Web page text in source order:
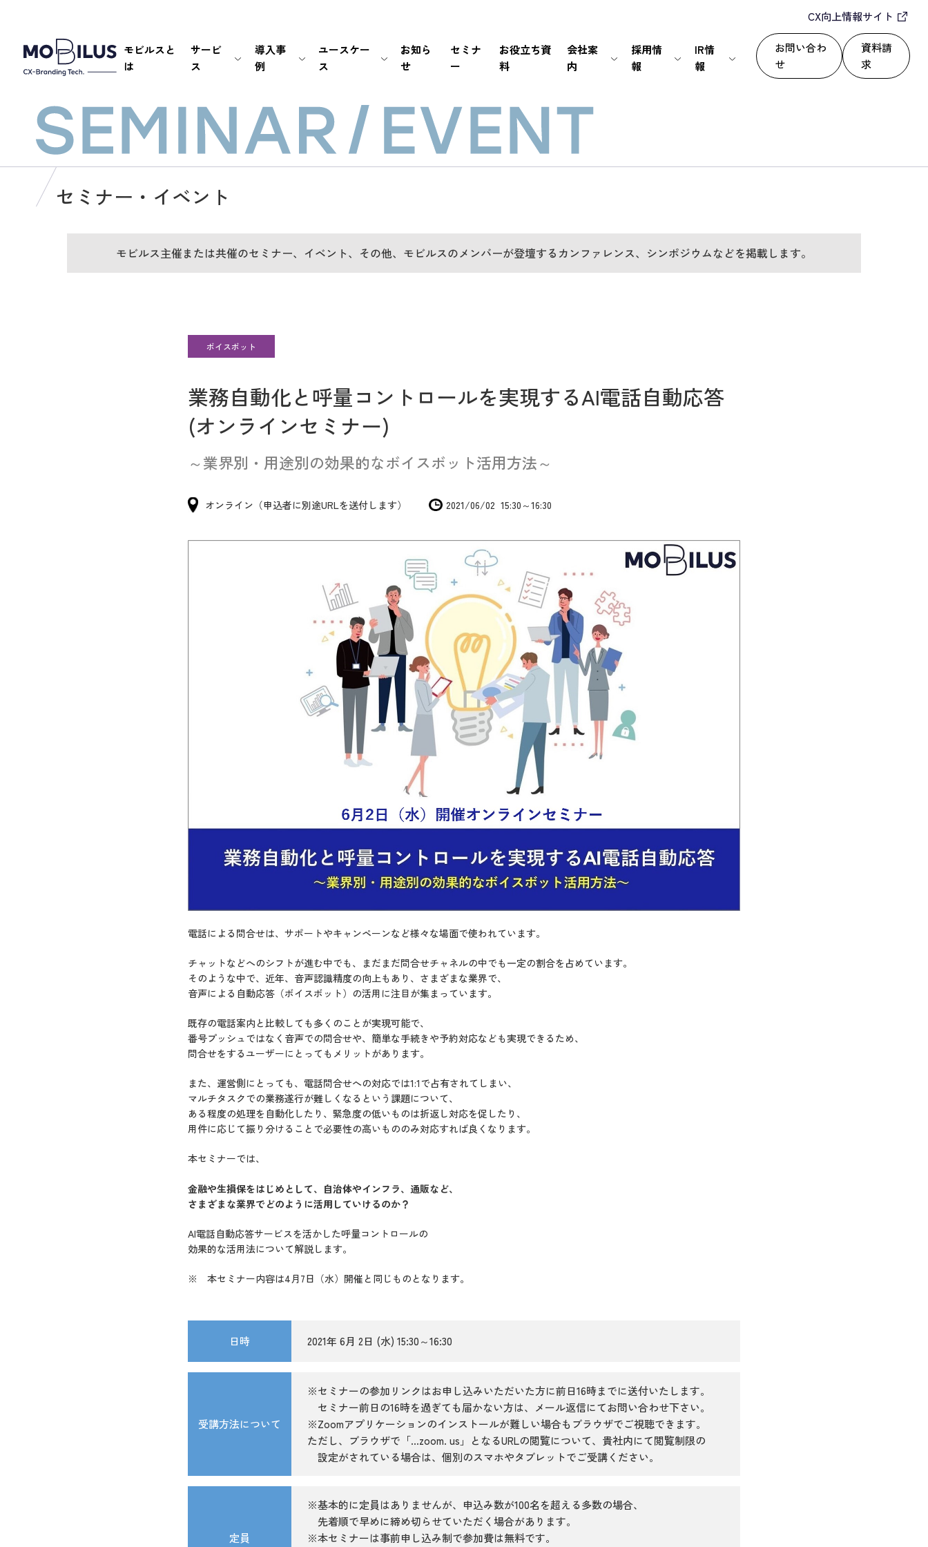
モビルスと
は
サービ
ス
導入事
例
生保・損保 銀行・証券
ユースケー
ス
待ち時間・あふれ呼を改善 書類手続き自動化
お知ら
せ
セミナ
ー
お役立ち資
料
会社案
内
会社情報 マネジメント
採用情
報
新卒採用 中途採用
IR情
報
経営情報 IRライブラリ
CX向上情報サイト
お問い合わ
せ
資料請
求
セミナー・イベント
モビルス主催または共催のセミナー、イベント、その他、モビルスのメンバーが登壇するカンファレンス、シンポジウムなどを掲載します。
ボイスボット
業務自動化と呼量コントロールを実現するAI電話自動応答
(オンラインセミナー)
～業界別・用途別の効果的なボイスボット活用方法～
オンライン（申込者に別途URLを送付します） 2021/06/02 15:30～16:30
電話による問合せは、サポートやキャンペーンなど様々な場面で使われています。
チャットなどへのシフトが進む中でも、まだまだ問合せチャネルの中でも一定の割合を占めています。
そのような中で、近年、音声認識精度の向上もあり、さまざまな業界で、
音声による自動応答（ボイスボット）の活用に注目が集まっています。
既存の電話案内と比較しても多くのことが実現可能で、
番号プッシュではなく音声での問合せや、簡単な手続きや予約対応なども実現できるため、
問合せをするユーザーにとってもメリットがあります。
また、運営側にとっても、電話問合せへの対応では1:1で占有されてしまい、
マルチタスクでの業務遂行が難しくなるという課題について、
ある程度の処理を自動化したり、緊急度の低いものは折返し対応を促したり、
用件に応じて振り分けることで必要性の高いもののみ対応すれば良くなります。
本セミナーでは、
金融や生損保をはじめとして、自治体やインフラ、通販など、
さまざまな業界でどのように活用していけるのか？
AI電話自動応答サービスを活かした呼量コントロールの
効果的な活用法について解説します。
※ 本セミナー内容は4月7日（水）開催と同じものとなります。
日時 2021年 6月 2日 (水) 15:30～16:30
受講方法について
※セミナーの参加リンクはお申し込みいただいた方に前日16時までに送付いたします。
セミナー前日の16時を過ぎても届かない方は、メール返信にてお問い合わせ下さい。
※Zoomアプリケーションのインストールが難しい場合もブラウザでご視聴できます。
ただし、ブラウザで「...zoom. us」となるURLの閲覧について、貴社内にて閲覧制限の
設定がされている場合は、個別のスマホやタブレットでご受講ください。
定員
※基本的に定員はありませんが、申込み数が100名を超える多数の場合、
先着順で早めに締め切らせていただく場合があります。
※本セミナーは事前申し込み制で参加費は無料です。